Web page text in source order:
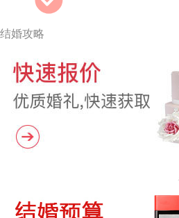
结婚攻略